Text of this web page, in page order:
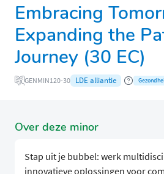
Embracing
Expanding the
Journey (30 EC)
GENMIN120-30 LDE alliantie
Over deze minor
Stap uit je bubbel: werk
innovatieve oplossingen voor